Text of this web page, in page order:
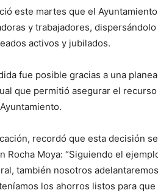
este martes que el
y trabajadores,
activos y jubilados.
fue posible gracias a una
que permitió asegurar el
recordó que esta decisión
Moya: “Siguiendo el
también nosotros
los ahorros listos para